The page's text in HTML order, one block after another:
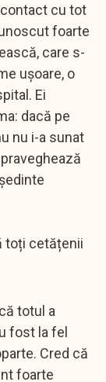
cu tot
foarte
care s-
uşoare, o
Ei
dacă pe
nu i-a sunat
toți cetățenii
totul a
fost la fel
Cred că
foarte